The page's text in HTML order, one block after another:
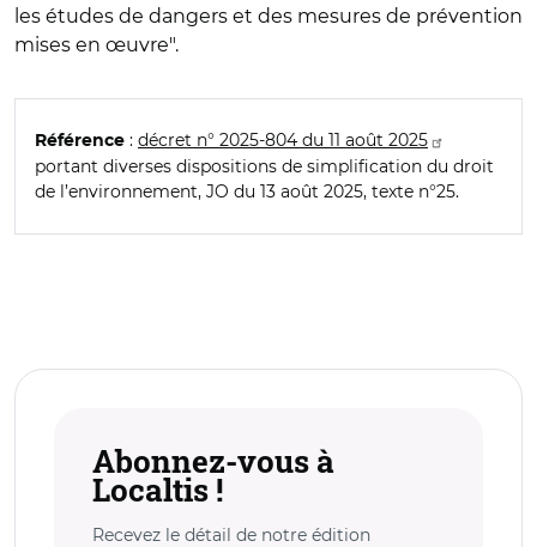
les études de dangers et des mesures de prévention
mises en œuvre".
Référence : décret n° 2025-804 du 11 août 2025
portant diverses dispositions de simplification du droit
de l’environnement, JO du 13 août 2025, texte n°25.
Abonnez-vous à
Localtis !
Recevez le détail de notre édition